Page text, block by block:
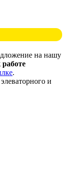
на нашу
.
и